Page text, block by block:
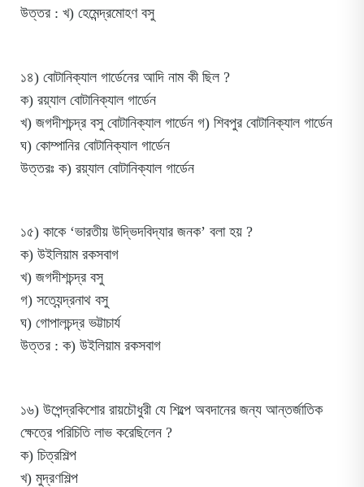
উত্তর : খ) হেমেন্দ্রমোহণ বসু
১৪) বোটানিক্যাল গার্ডেনের আদি নাম কী ছিল ?
ক) রয়্যাল বোটানিক্যাল গার্ডেন
খ) জগদীশচন্দ্র বসু বোটানিক্যাল গার্ডেন গ) শিবপুর বোটানিক্যাল গার্ডেন
ঘ) কোম্পানির বোটানিক্যাল গার্ডেন
উত্তরঃ ক) রয়্যাল বোটানিক্যাল গার্ডেন
১৫) কাকে ‘ভারতীয় উদ্ভিদবিদ্যার জনক’ বলা হয় ?
ক) উইলিয়াম রকসবাগ
খ) জগদীশচন্দ্র বসু
গ) সত্যেন্দ্রনাথ বসু
ঘ) গোপালচন্দ্র ভট্টাচার্য
উত্তর : ক) উইলিয়াম রকসবাগ
১৬) উপেন্দ্রকিশোর রায়চৌধুরী যে শিল্পে অবদানের জন্য আন্তর্জাতিক
ক্ষেত্রে পরিচিতি লাভ করেছিলেন ?
ক) চিত্রশিল্প
খ) মুদ্রণশিল্প